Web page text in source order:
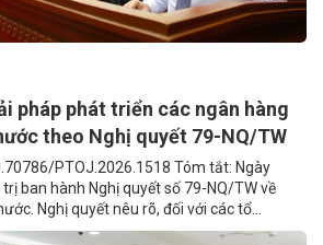
pháp phát triển các ngân hàng
theo Nghị quyết 79-NQ/TW
PTOJ.2026.1518 Tóm tắt: Ngày
ban hành Nghị quyết số 79-NQ/TW về
Nghị quyết nêu rõ, đối với các tổ...